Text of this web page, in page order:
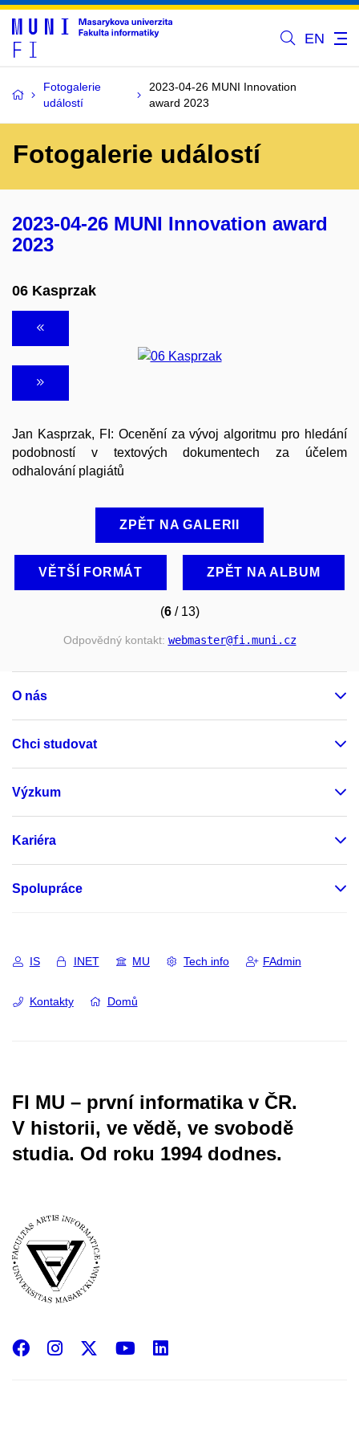
EN
Fotogalerie
událostí
2023-04-26 MUNI Innovation
award 2023
Fotogalerie událostí
2023-04-26 MUNI Innovation award
2023
06 Kasprzak
Jan Kasprzak, FI: Ocenění za vývoj algoritmu pro hledání
podobností v textových dokumentech za účelem
odhalování plagiátů
ZPĚT NA GALERII
VĚTŠÍ FORMÁT ZPĚT NA ALBUM
(6/ 13)
Odpovědný kontakt: webmaster@fi .muni .cz
O nás
Chci studovat
Výzkum
Kariéra
Spolupráce
IS INET MU Tech info FAdmin
Kontakty Domů
FI MU – první informatika v ČR.
V historii, ve vědě, ve svobodě
studia. Od roku 1994 dodnes.
Facebook
InstagramYouTube